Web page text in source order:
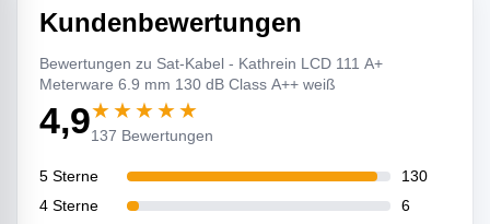
Kundenbewertungen
Bewertungen zu Sat-Kabel - Kathrein LCD 111 A+
Meterware 6.9 mm 130 dB Class A++ weiß
4,9★★★★★
137 Bewertungen
5 Sterne
130
4 Sterne
6